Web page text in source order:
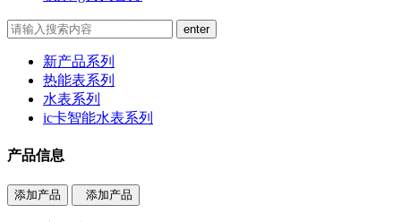
新产品系列
热能表系列
水表系列
ic卡智能水表系列
产品信息
添加产品 添加产品